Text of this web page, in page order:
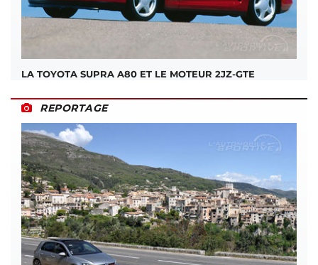
LA TOYOTA SUPRA A80 ET LE MOTEUR 2JZ-GTE
REPORTAGE